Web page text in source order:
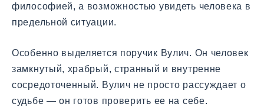
философией, а возможностью увидеть человека в
предельной ситуации.
Особенно выделяется поручик Вулич. Он человек
замкнутый, храбрый, странный и внутренне
сосредоточенный. Вулич не просто рассуждает о
судьбе — он готов проверить ее на себе.